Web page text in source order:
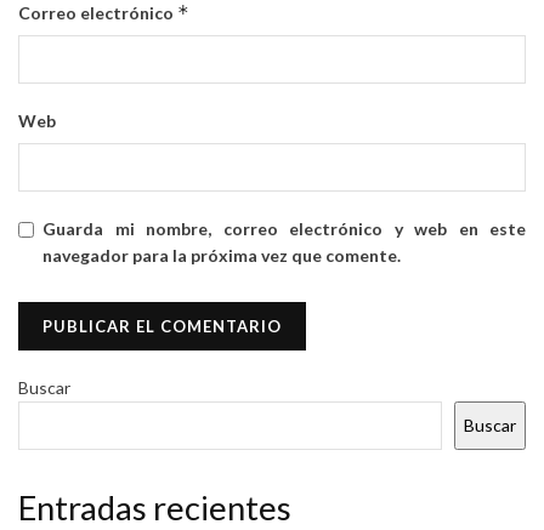
Correo electrónico *
Web
Guarda mi nombre, correo electrónico y web en este
navegador para la próxima vez que comente.
Buscar
Buscar
Entradas recientes